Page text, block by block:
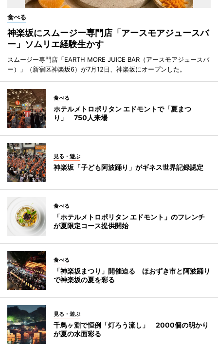
食べる
神楽坂にスムージー専門店「アースモアジュースバ
ー」ソムリエ経験生かす
スムージー専門店「EARTH MORE JUICE BAR（アースモアジュースバ
ー）」（新宿区神楽坂6）が7月12日、神楽坂にオープンした。
食べる
ホテルメトロポリタン エドモントで「夏まつ
り」 750人来場
見る・遊ぶ
神楽坂「子ども阿波踊り」がギネス世界記録認定
食べる
「ホテルメトロポリタン エドモント」のフレンチ
が夏限定コース提供開始
食べる
「神楽坂まつり」開催迫る ほおずき市と阿波踊り
で神楽坂の夏を彩る
見る・遊ぶ
千鳥ヶ淵で恒例「灯ろう流し」 2000個の明かり
が夏の水面彩る